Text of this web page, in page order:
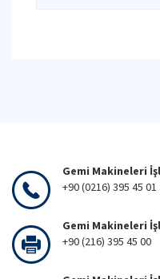
Gemi Makineleri
+90 (0216) 395 45 01
Gemi Makineleri
+90 (216) 395 45 00